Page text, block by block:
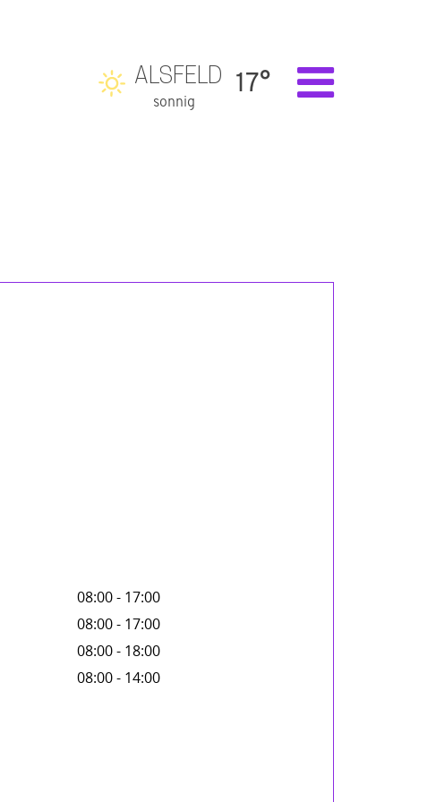
ALSFELD
sonnig
17°
08:00 - 17:00
08:00 - 17:00
08:00 - 18:00
08:00 - 14:00